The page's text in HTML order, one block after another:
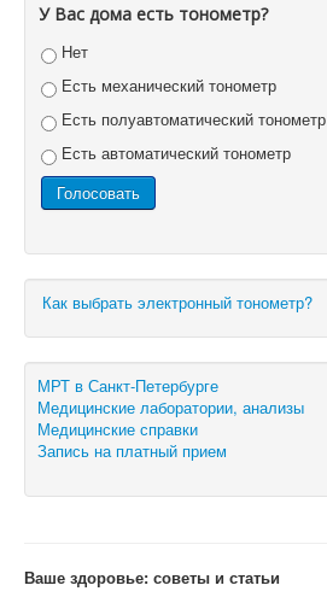
У Вас дома есть тонометр?
Нет
Есть механический тонометр
Есть полуавтоматический тонометр
Есть автоматический тонометр
Как выбрать электронный тонометр?
МРТ в Санкт-Петербурге
Медицинские лаборатории, анализы
Медицинские справки
Запись на платный прием
Ваше здоровье: советы и статьи